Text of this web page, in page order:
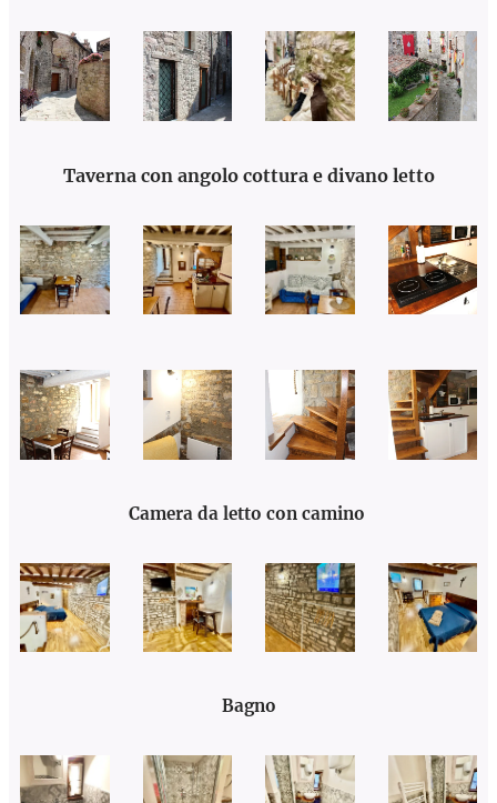
Taverna con angolo cottura e divano letto
Camera da letto con camino
Bagno